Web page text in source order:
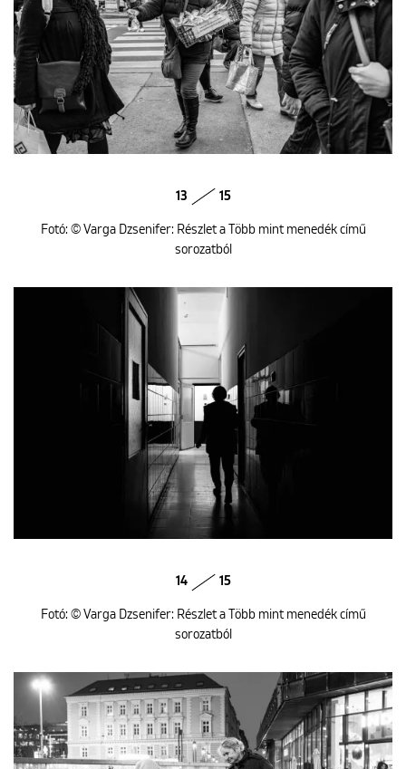
13 15
Fotó: © Varga Dzsenifer: Részlet a Több mint menedék című
sorozatból
14 15
Fotó: © Varga Dzsenifer: Részlet a Több mint menedék című
sorozatból